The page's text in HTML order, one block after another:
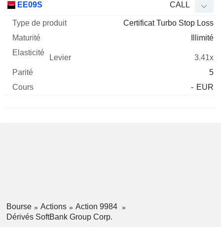
EE09S CALL
Certificat Turbo Stop Loss
Illimité
3.41x
5
- EUR
Bourse Actions
Action 9984
Dérivés SoftBank Group Corp.